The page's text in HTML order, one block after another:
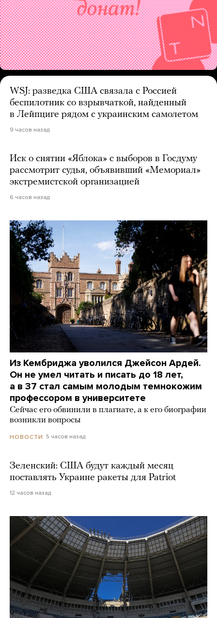
WSJ: разведка США связала с Россией
беспилотник со взрывчаткой, найденный
в Лейпциге рядом с украинским самолетом
9 часов назад
Иск о снятии «Яблока» с выборов в Госдуму
рассмотрит судья, объявивший «Мемориал»
экстремистской организацией
6 часов назад
Из Кембриджа уволился Джейсон Ардей.
Он не умел читать и писать до 18 лет,
а в 37 стал самым молодым темнокожим
профессором в университете
Сейчас его обвинили в плагиате, а к его биографии
возникли вопросы
НОВОСТИ 5 часов назад
Зеленский: США будут каждый месяц
поставлять Украине ракеты для Patriot
12 часов назад